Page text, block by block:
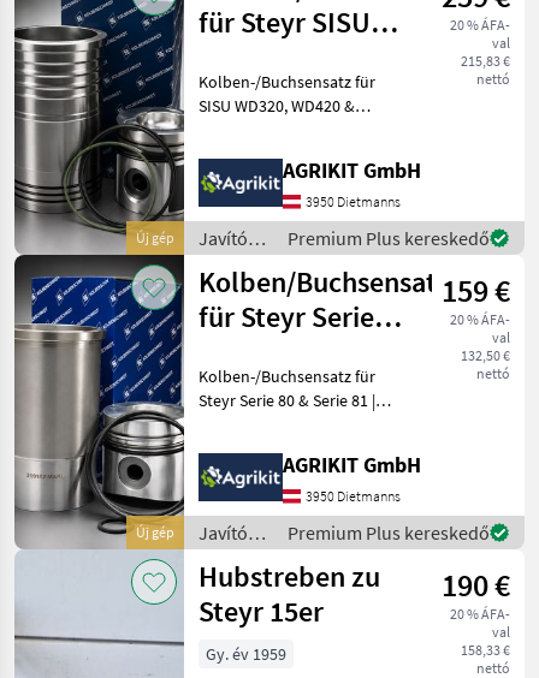
/ Steyr
Új gép
für Steyr SISU-
20 % ÁFA-
val
215,83 €
nettó
Kolben-/Buchsensatz für
SISU WD320, WD420 &
9100M, M9078, M9086,
9155, 9160, 9170, 9180,
AGRIKIT GmbH
3950 Dietmanns
Javítókészletek
és
alkatrészek
/ Steyr
Premium Plus kereskedő
Új gép
Kolben/Buchsensatz
für Steyr Serie
159 €
20 % ÁFA-
val
132,50 €
nettó
Kolben-/Buchsensatz für
Steyr Serie 80 & Serie 81 |
8085, 8090, 8100, 8110, 8120
Kolben-/Buchs
AGRIKIT GmbH
3950 Dietmanns
Javítókészletek
és
alkatrészek
/ Steyr
Premium Plus kereskedő
Hubstreben zu
Steyr 15er
190 €
20 % ÁFA-
val
158,33 €
nettó
Gy. év 1959